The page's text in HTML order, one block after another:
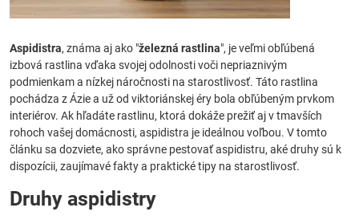
Aspidistra, známa aj ako "železná rastlina", je veľmi obľúbená
izbová rastlina vďaka svojej odolnosti voči nepriaznivým
podmienkam a nízkej náročnosti na starostlivosť. Táto rastlina
pochádza z Ázie a už od viktoriánskej éry bola obľúbeným prvkom
interiérov. Ak hľadáte rastlinu, ktorá dokáže prežiť aj v tmavších
rohoch vašej domácnosti, aspidistra je ideálnou voľbou. V tomto
článku sa dozviete, ako správne pestovať aspidistru, aké druhy sú k
dispozícii, zaujímavé fakty a praktické tipy na starostlivosť.
Druhy aspidistry